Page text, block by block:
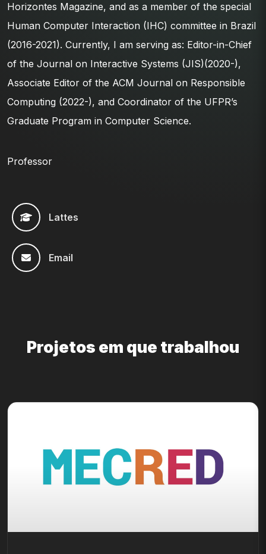
Professor
Horizontes Magazine, and as a member of the special
Human Computer Interaction (IHC) committee in Brazil
(2016-2021). Currently, I am serving as: Editor-in-Chief
of the Journal on Interactive Systems (JIS)(2020-),
Associate Editor of the ACM Journal on Responsible
Computing (2022-), and Coordinator of the UFPR’s
Graduate Program in Computer Science.
Lattes
Email
Projetos em que trabalhou